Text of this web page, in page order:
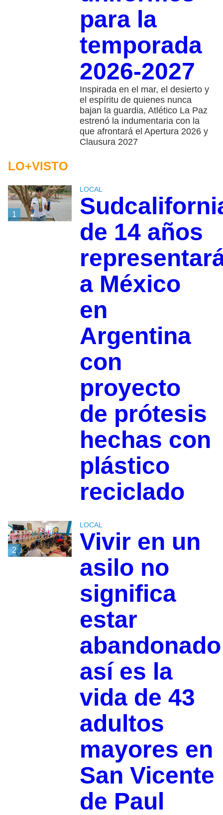
para la
temporada
2026-2027
Inspirada en el mar, el desierto y
el espíritu de quienes nunca
bajan la guardia, Atlético La Paz
estrenó la indumentaria con la
que afrontará el Apertura 2026 y
Clausura 2027
LO+VISTO
1
LOCAL
de 14 años
a México
en
Argentina
con
proyecto
de prótesis
hechas con
plástico
reciclado
2
LOCAL
Vivir en un
asilo no
significa
estar
así es la
vida de 43
adultos
mayores en
San Vicente
de Paul